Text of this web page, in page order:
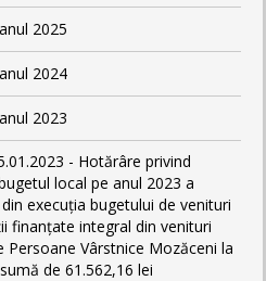
2025
2024
2023
- Hotărâre privind
local pe anul 2023 a
execuția bugetului de venituri
finanțate integral din venituri
Persoane Vârstnice Mozăceni la
de 61.562,16 lei